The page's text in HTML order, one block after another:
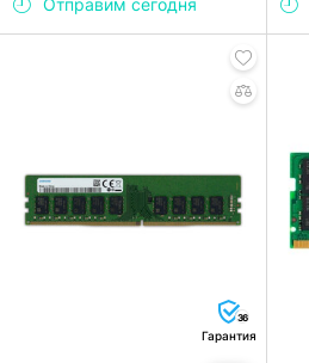
36
Гарантия